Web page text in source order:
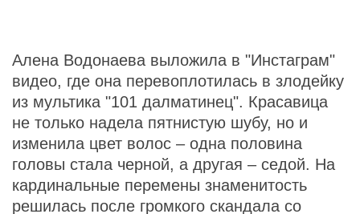
Алена Водонаева выложила в "Инстаграм"
видео, где она перевоплотилась в злодейку
из мультика "101 далматинец". Красавица
не только надела пятнистую шубу, но и
изменила цвет волос – одна половина
головы стала черной, а другая – седой. На
кардинальные перемены знаменитость
решилась после громкого скандала со